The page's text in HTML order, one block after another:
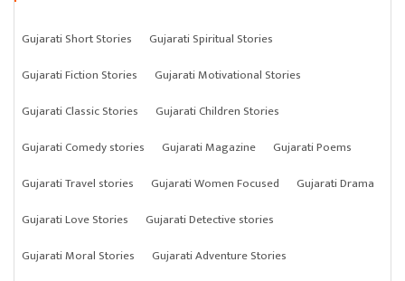
Gujarati Short Stories
Gujarati Spiritual Stories
Gujarati Fiction Stories
Gujarati Motivational Stories
Gujarati Classic Stories
Gujarati Children Stories
Gujarati Comedy stories
Gujarati Magazine
Gujarati Poems
Gujarati Travel stories
Gujarati Women Focused
Gujarati Drama
Gujarati Love Stories
Gujarati Detective stories
Gujarati Moral Stories
Gujarati Adventure Stories